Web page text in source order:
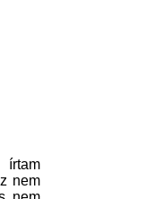
írtam
nem